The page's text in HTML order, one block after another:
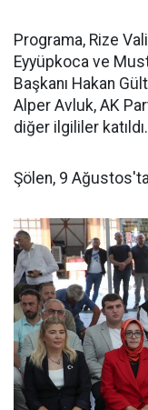
Programa, Rize
Eyyüpkoca ve
Başkanı Hakan
Alper Avluk, AK
diğer ilgililer katıldı.
Şölen, 9